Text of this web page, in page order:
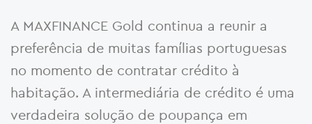
A MAXFINANCE Gold continua a reunir a
preferência de muitas famílias portuguesas
no momento de contratar crédito à
habitação. A intermediária de crédito é uma
verdadeira solução de poupança em